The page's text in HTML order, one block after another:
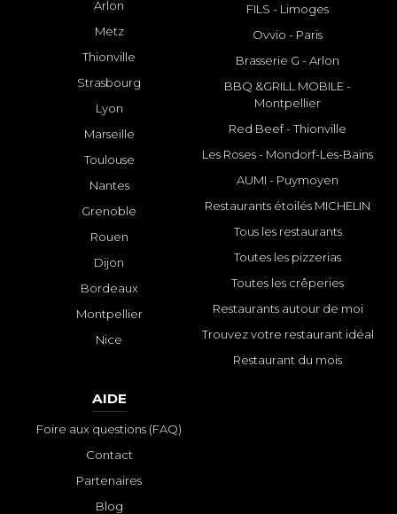
Arlon
Metz
Thionville
Strasbourg
Lyon
Marseille
Toulouse
Nantes
Grenoble
Rouen
Dijon
Bordeaux
Montpellier
Nice
FILS - Limoges
Ovvio - Paris
Brasserie G - Arlon
BBQ &GRILL MOBILE -
Montpellier
Red Beef - Thionville
Les Roses - Mondorf-Les-Bains
AUMI - Puymoyen
Restaurants étoilés MICHELIN
Tous les restaurants
Toutes les pizzerias
Toutes les crêperies
Restaurants autour de moi
Trouvez votre restaurant idéal
Restaurant du mois
AIDE
Foire aux questions (FAQ)
Contact
Partenaires
Blog